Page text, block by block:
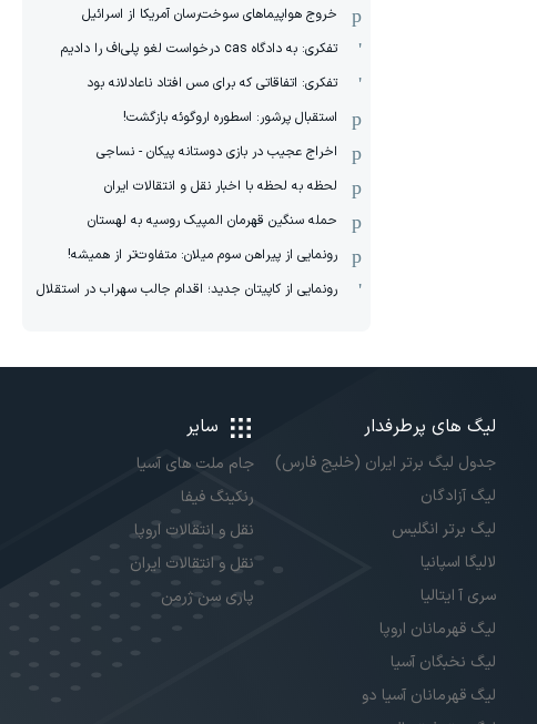
خروج هواپیماهای سوخت‌رسان آمریکا از اسرائیل
تفکری: به دادگاه cas درخواست لغو پلی‌اف را دادیم
تفکری: اتفاقاتی که برای مس افتاد ناعادلانه بود
استقبال پرشور: اسطوره اروگوئه بازگشت!
اخراج عجیب در بازی دوستانه پیکان - نساجی
لحظه به لحظه با اخبار نقل و انتقالات ایران
حمله سنگین قهرمان المپیک روسیه به لهستان
رونمایی از پیراهن سوم میلان: متفاوت‌تر از همیشه!
رونمایی از کاپیتان جدید؛ اقدام جالب سهراب در استقلال
لیگ های پرطرفدار
جدول لیگ برتر ایران (خلیج فارس)
لیگ آزادگان
لیگ برتر انگلیس
لالیگا اسپانیا
سری آ ایتالیا
لیگ قهرمانان اروپا
لیگ نخبگان آسیا
لیگ قهرمانان آسیا دو
سایر
جام ملت های آسیا
رنکینگ فیفا
نقل و انتقالات اروپا
نقل و انتقالات ایران
پاری سن ژرمن